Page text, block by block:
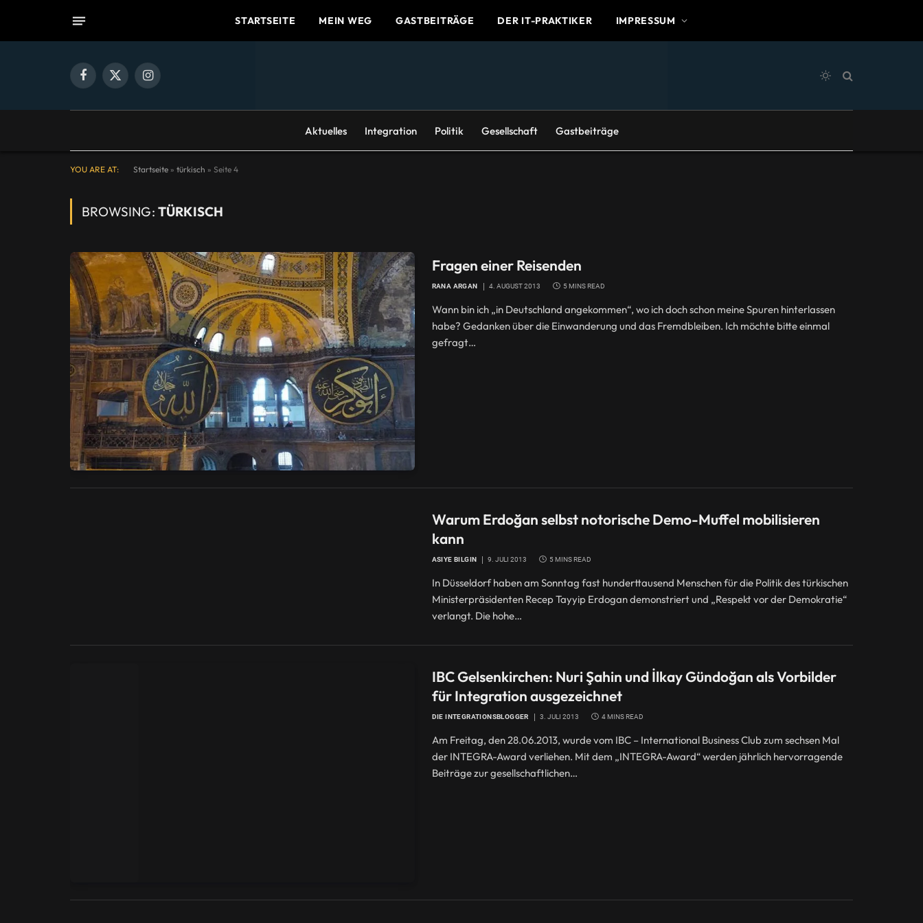
STARTSEITE MEIN WEG GASTBEITRÄGE DER IT-PRAKTIKER IMPRESSUM
Facebook
X
Instagram
Aktuelles Integration Politik Gesellschaft Gastbeiträge
YOU ARE AT: Startseite » türkisch » Seite 4
BROWSING: TÜRKISCH
Fragen einer Reisenden
RANA ARGAN 4. AUGUST 2013 5 MINS READ
Wann bin ich „in Deutschland angekommen“, wo ich doch schon meine Spuren hinterlassen
habe? Gedanken über die Einwanderung und das Fremdbleiben. Ich möchte bitte einmal
gefragt…
Warum Erdoğan selbst notorische Demo-Muffel mobilisieren
kann
ASIYE BILGIN 9. JULI 2013 5 MINS READ
In Düsseldorf haben am Sonntag fast hunderttausend Menschen für die Politik des türkischen
Ministerpräsidenten Recep Tayyip Erdogan demonstriert und „Respekt vor der Demokratie“
verlangt. Die hohe…
IBC Gelsenkirchen: Nuri Şahin und İlkay Gündoğan als Vorbilder
für Integration ausgezeichnet
DIE INTEGRATIONSBLOGGER 3. JULI 2013 4 MINS READ
Am Freitag, den 28.06.2013, wurde vom IBC – International Business Club zum sechsen Mal
der INTEGRA-Award verliehen. Mit dem „INTEGRA-Award“ werden jährlich hervorragende
Beiträge zur gesellschaftlichen…